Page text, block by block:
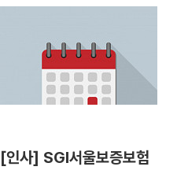
[인사] SGI서울보증보험